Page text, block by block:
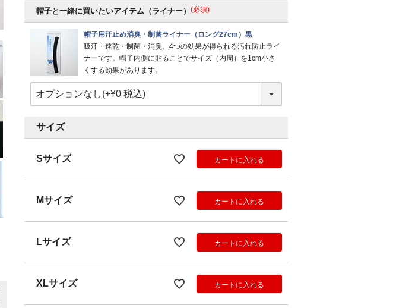
帽子と一緒に買いたいアイテム（ライナー） (必須)
帽子用汗止め消臭・制菌ライナー（ロング27cm）黒
吸汗・速乾・制菌・消臭、4つの効果が得られる汚れ防止ライ
ナーです。帽子内側に貼ることでサイズ（内周）を1cm小さ
くする効果があります。
サイズ
Sサイズ カートに入れる
Mサイズ カートに入れる
Lサイズ カートに入れる
XLサイズ カートに入れる